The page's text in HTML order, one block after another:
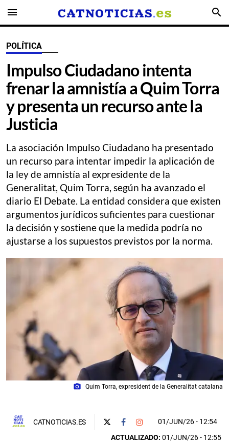
menu search
POLÍTICA
Impulso Ciudadano intenta
frenar la amnistía a Quim Torra
y presenta un recurso ante la
Justicia
La asociación Impulso Ciudadano ha presentado
un recurso para intentar impedir la aplicación de
la ley de amnistía al expresidente de la
Generalitat, Quim Torra, según ha avanzado el
diario El Debate. La entidad considera que existen
argumentos jurídicos suficientes para cuestionar
la decisión y sostiene que la medida podría no
ajustarse a los supuestos previstos por la norma.
photo_camera Quim Torra, expresident de la Generalitat catalana
CATNOTICIAS.ES 01/JUN/26- 12:54
ACTUALIZADO: 01/JUN/26 - 12:55